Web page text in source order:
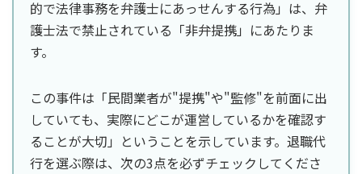
的で法律事務を弁護士にあっせんする行為」は、弁
護士法で禁止されている「非弁提携」にあたりま
す。
この事件は「民間業者が"提携"や"監修"を前面に出
していても、実際にどこが運営しているかを確認す
ることが大切」ということを示しています。退職代
行を選ぶ際は、次の3点を必ずチェックしてくださ